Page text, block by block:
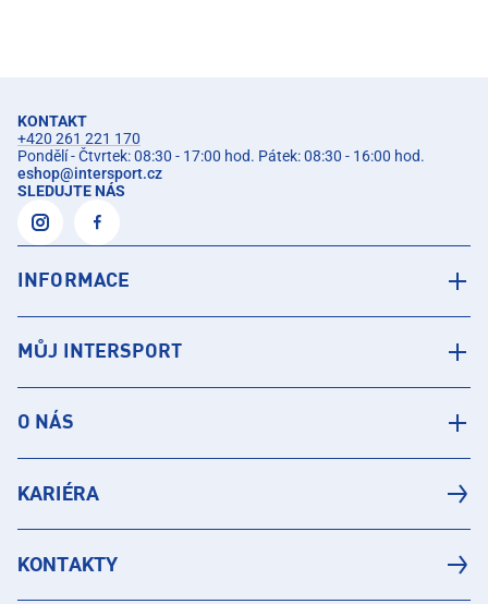
KONTAKT
+420 261 221 170
Pondělí - Čtvrtek: 08:30 - 17:00 hod. Pátek: 08:30 - 16:00 hod.
eshop@intersport.cz
SLEDUJTE NÁS
INFORMACE
MŮJ INTERSPORT
O NÁS
KARIÉRA
KONTAKTY